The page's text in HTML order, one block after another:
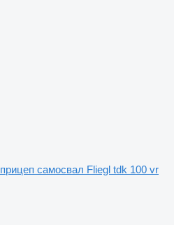
прицеп самосвал Fliegl tdk 100 vr